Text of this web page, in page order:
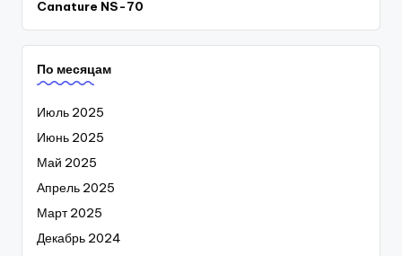
Canature NS-70
По месяцам
Июль 2025
Июнь 2025
Май 2025
Апрель 2025
Март 2025
Декабрь 2024